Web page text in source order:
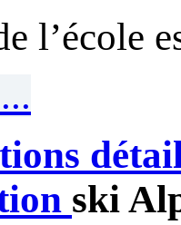
l’école
ski